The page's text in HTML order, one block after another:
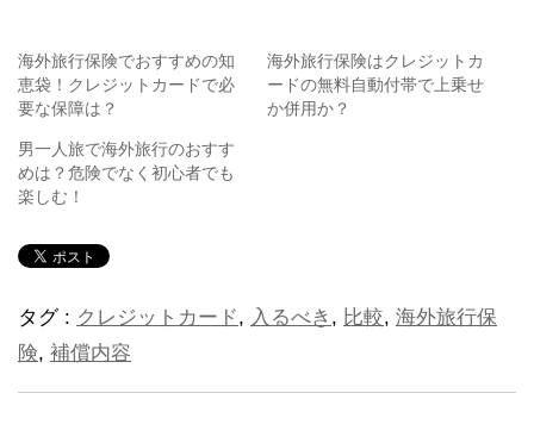
海外旅行保険でおすすめの知
恵袋！クレジットカードで必
要な保障は？
海外旅行保険はクレジットカ
ードの無料自動付帯で上乗せ
か併用か？
男一人旅で海外旅行のおすす
めは？危険でなく初心者でも
楽しむ！
タグ : クレジットカード, 入るべき , 比較, 海外旅行保
険, 補償内容